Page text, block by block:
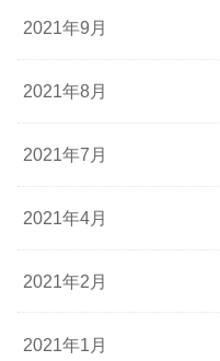
2021年9月
2021年8月
2021年7月
2021年4月
2021年2月
2021年1月